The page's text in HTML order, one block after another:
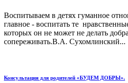
Воспитываем в детях гуманное
главное - воспитать те
которых он не может не делать
сопереживать.В.А. Сухомлинский...
Консультация для родителей «БУДЕМ ДОБРЫ».